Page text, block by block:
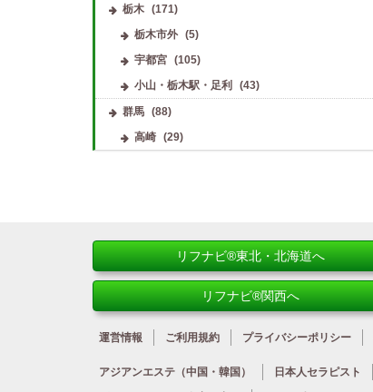
栃木 (171)
栃木市外
(5)
宇都宮
(105)
小山・栃木駅・足利
(43)
群馬 (88)
高崎
(29)
リフナビ®東北・北海道へ
リフナビ®関西へ
運営情報 ご利用規約 プライバシーポリシー
アジアンエステ （中国・韓国） 日本人セラピスト